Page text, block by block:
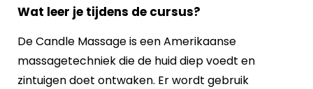
Wat leer je tijdens de cursus?
De Candle Massage is een Amerikaanse
massagetechniek die de huid diep voedt en
zintuigen doet ontwaken. Er wordt gebruik